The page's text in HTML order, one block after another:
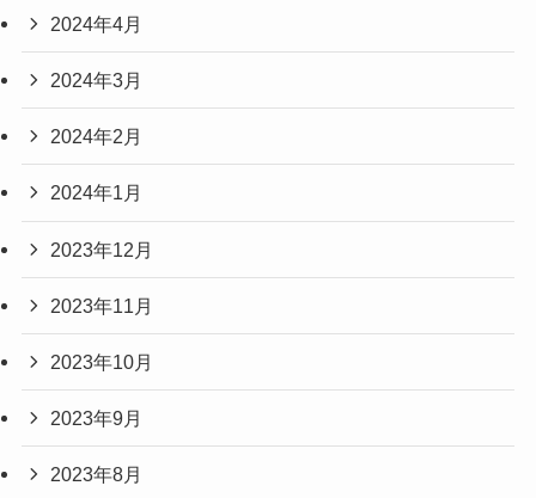
2024年4月
2024年3月
2024年2月
2024年1月
2023年12月
2023年11月
2023年10月
2023年9月
2023年8月